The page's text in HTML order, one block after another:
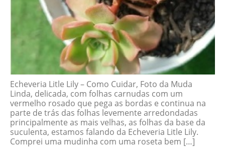
Echeveria Litle Lily – Como Cuidar, Foto da Muda
Linda, delicada, com folhas carnudas com um
vermelho rosado que pega as bordas e continua na
parte de trás das folhas levemente arredondadas
principalmente as mais velhas, as folhas da base da
suculenta, estamos falando da Echeveria Litle Lily.
Comprei uma mudinha com uma roseta bem […]